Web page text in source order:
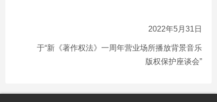
2022年5月31日
于“新《著作权法》一周年营业场所播放背景音乐
版权保护座谈会”